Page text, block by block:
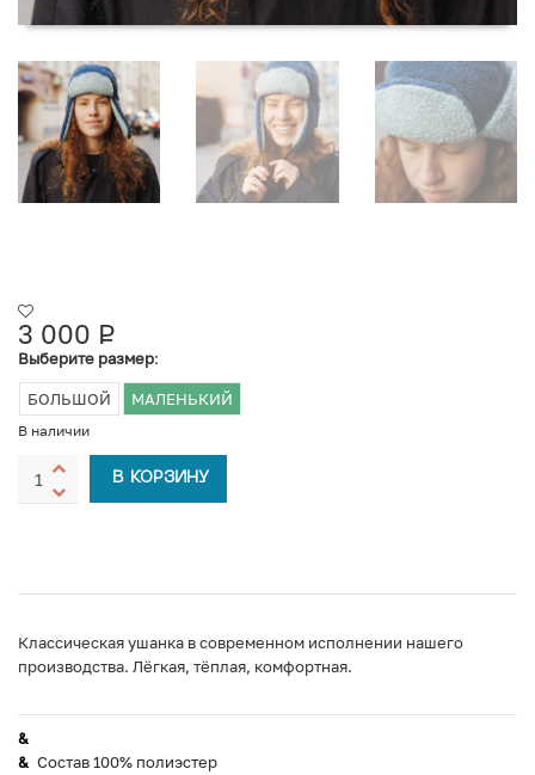
3 000 Р
УБ.
Выберите размер:
БОЛЬШОЙ МАЛЕНЬКИЙ
В наличии
В КОРЗИНУ
Классическая ушанка в современном исполнении нашего
производства. Лёгкая, тёплая, комфортная.
Состав 100% полиэстер